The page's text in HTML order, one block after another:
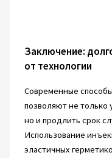
Заключение:
от технологии
Современные
позволяют не только
но и продлить срок
Использование
эластичных